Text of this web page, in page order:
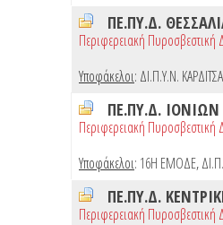
ΠΕ.ΠΥ.Δ.
Περιφερειακή Πυροσβεστική
Υποφάκελοι: ΔΙ.Π.Υ.Ν.
ΠΕ.ΠΥ.Δ.
Περιφερειακή Πυροσβεστική
Υποφάκελοι: 16Η ΕΜΟΔΕ,
ΠΕ.ΠΥ.Δ.
Περιφερειακή Πυροσβεστική